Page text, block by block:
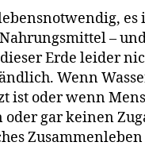
es
–
Erde leider
Wenn
ist oder wenn
gar keinen